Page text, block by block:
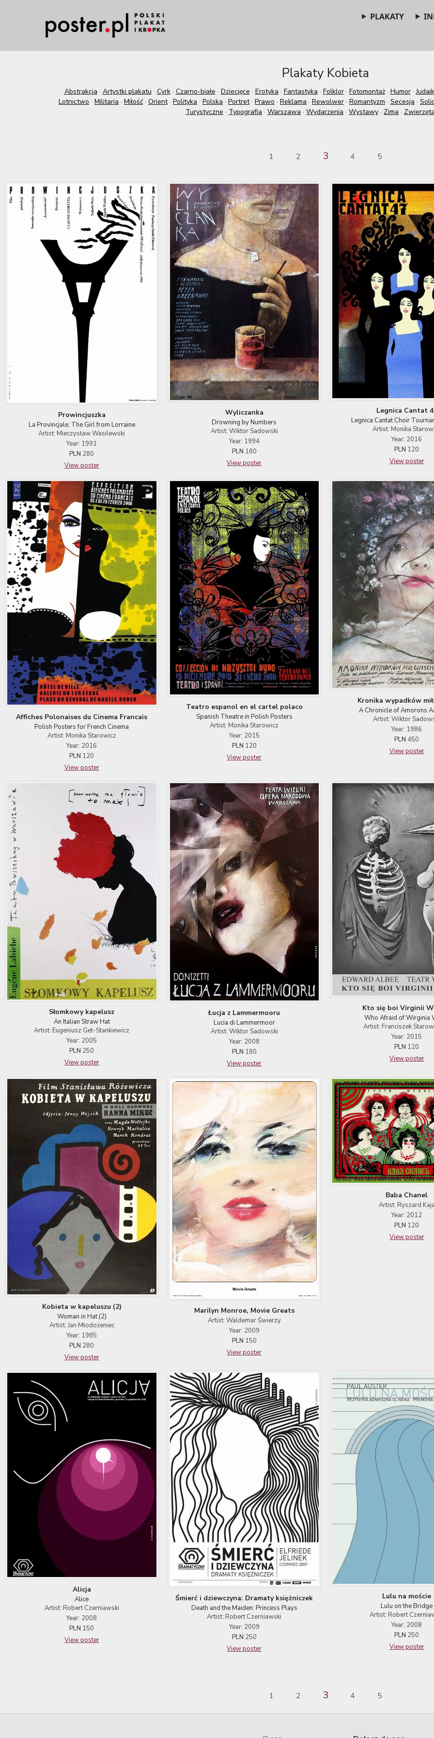
PLAKATY
Plakaty Kobieta
Abstrakcja · Artystki plakatu · Cyrk· Czarno-białe · Dziecięce · Erotyka · Fantastyka · Folklor· Fotomontaż· Humor·
Lotnictwo · Militaria · Miłość · Orient· Polityka · Polska · Portret· Prawo · Reklama · Rewolwer · Romantyzm · Secesja ·
Turystyczne · Typografia · Warszawa · Wydarzenia · Wystawy · Zima ·
1 2 3 4 5
Prowincjuszka
La Provincjale; The Girl from Lorraine
Artist: Mieczysław Wasilewski
Year: 1991
PLN 280
View poster
Wyliczanka
Drowning by Numbers
Artist: Wiktor Sadowski
Year: 1994
PLN 180
View poster
Legnica Cantat
Legnica Cantat Choir
Artist: Monika
Year: 2016
PLN 120
View poster
Affiches Polonaises du Cinema Francais
Polish Posters for French Cinema
Artist: Monika Starowicz
Year: 2016
PLN 120
View poster
Teatro espanol en el cartel polaco
Spanish Theatre in Polish Posters
Artist: Monika Starowicz
Year: 2015
PLN 120
View poster
Kronika wypadków
A Chronicle of Amorons
Artist: Wiktor
Year: 1986
PLN 450
View poster
Słomkowy kapelusz
An Italian Straw Hat
Artist: Eugeniusz Get-Stankiewicz
Year: 2005
PLN 250
View poster
Łucja z Lammermooru
Lucia di Lammermoor
Artist: Wiktor Sadowski
Year: 2008
PLN 180
View poster
Kto się boi Virginii
Who Afraid of Wirginia
Artist: Franciszek
Year: 2015
PLN 120
View poster
Kobieta w kapeluszu (2)
Woman in Hat (2)
Artist: Jan Młodożeniec
Year: 1985
PLN 280
View poster
Marilyn Monroe, Movie Greats
Artist: Waldemar Świerzy
Year: 2009
PLN 150
View poster
Baba Chanel
Artist: Ryszard
Year: 2012
PLN 120
View poster
Alicja
Alice
Artist: Robert Czerniawski
Year: 2008
PLN 150
View poster
Śmierć i dziewczyna: Dramaty księżniczek
Death and the Maiden: Princess Plays
Artist: Robert Czerniawski
Year: 2009
PLN 250
View poster
Lulu na moście
Lulu on the Bridge
Artist: Robert
Year: 2008
PLN 250
View poster
1 2 3 4 5